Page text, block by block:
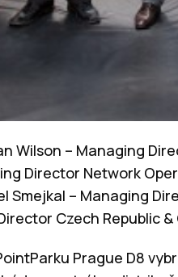
Wilson – Managing
Director Network
Smejkal – Managing
Czech Republic
Prague D8